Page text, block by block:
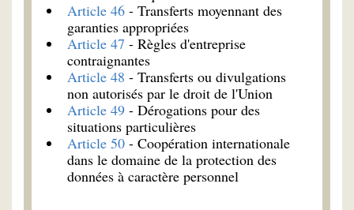
Article 46 - Transferts moyennant des
garanties appropriées
Article 47 - Règles d'entreprise
contraignantes
Article 48 - Transferts ou divulgations
non autorisés par le droit de l'Union
Article 49 - Dérogations pour des
situations particulières
Article 50 - Coopération internationale
dans le domaine de la protection des
données à caractère personnel